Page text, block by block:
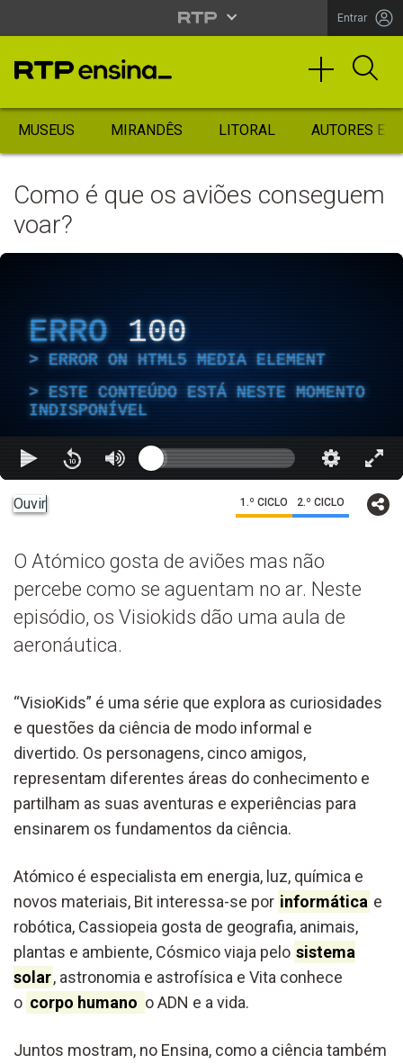
Entrar
MUSEUS MIRANDÊS LITORAL AUTORES
Como é que os aviões conseguem
voar?
ERRO 100
ERROR ON HTML5 MEDIA ELEMENT
ESTE CONTEÚDO ESTÁ NESTE MOMENTO
INDISPONÍVEL
Ouvir 1.º CICLO 2.º CICLO
O Atómico gosta de aviões mas não
percebe como se aguentam no ar. Neste
episódio, os Visiokids dão uma aula de
aeronáutica.
“VisioKids” é uma série que explora as curiosidades
e questões da ciência de modo informal e
divertido. Os personagens, cinco amigos,
representam diferentes áreas do conhecimento e
partilham as suas aventuras e experiências para
ensinarem os fundamentos da ciência.
Atómico é especialista em energia, luz, química e
novos materiais, Bit interessa-se por informática e
robótica, Cassiopeia gosta de geografia, animais,
plantas e ambiente, Cósmico viaja pelo sistema
solar, astronomia e astrofísica e Vita conhece
o corpo humano o ADN e a vida.
Juntos mostram, no Ensina, como a ciência também